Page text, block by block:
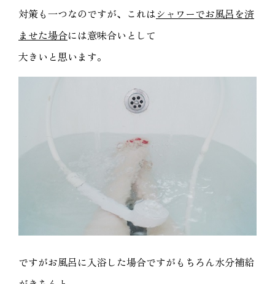
対策も一つなのですが、これはシャワーでお風呂を済
ませた場合には意味合いとして
大きいと思います。
ですがお風呂に入浴した場合ですがもちろん水分補給